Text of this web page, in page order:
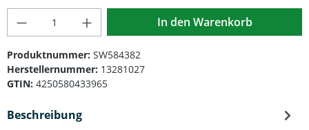
Produkt Anzahl: Gib den gewünschten
In den Warenkorb
Produktnummer: SW584382
Herstellernummer: 13281027
GTIN: 4250580433965
Beschreibung